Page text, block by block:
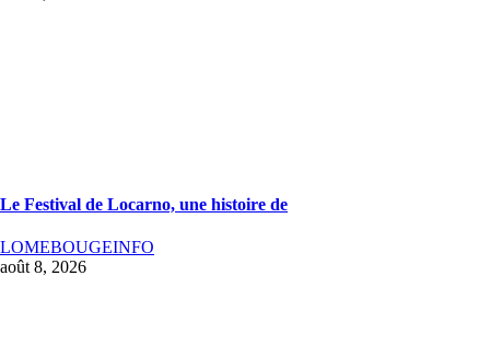
Le Festival de Locarno, une histoire de
LOMEBOUGEINFO
août 8, 2026